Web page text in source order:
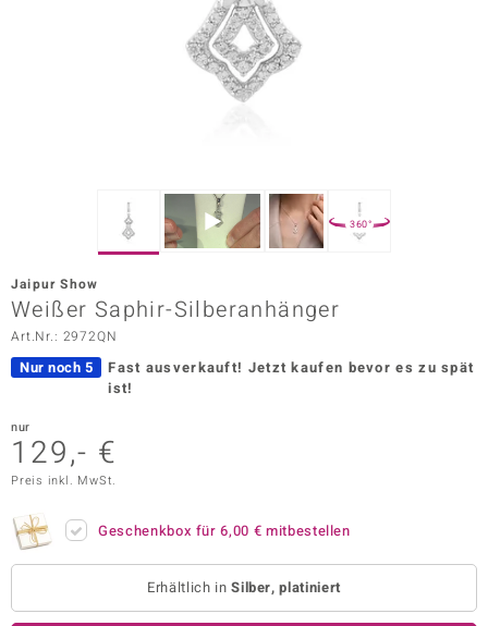
Vogue
360°
Jaipur Show
Weißer Saphir-Silberanhänger
Art.Nr.: 2972QN
Nur noch 5 Fast ausverkauft! Jetzt kaufen bevor es zu spät
ist!
nur
129,- €
Preis inkl. MwSt.
Geschenkbox für6,00 € mitbestellen
Erhältlich inSilber, platiniert